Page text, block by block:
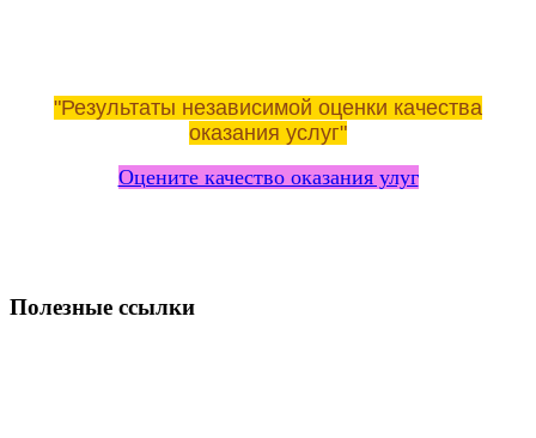
"Результаты независимой оценки качества
оказания услуг"
Оцените качество оказания улуг
Полезные ссылки